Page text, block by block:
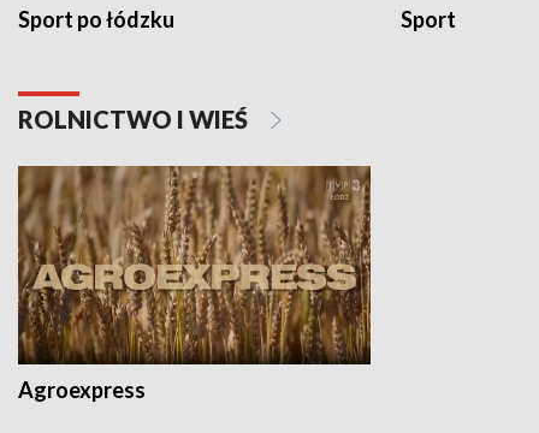
Sport po łódzku Sport
ROLNICTWO I WIEŚ
Agroexpress